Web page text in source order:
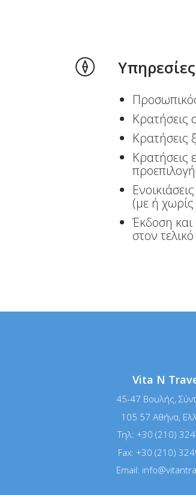
Κρατήσεις
Κρατήσεις
Κρατήσεις
(με ή
Έκδοση
στον
Vita N
45-47 Βουλής,
105 57 Αθήνα,
Τηλ: +30 (210)
Fax: +30 (210)
Email: